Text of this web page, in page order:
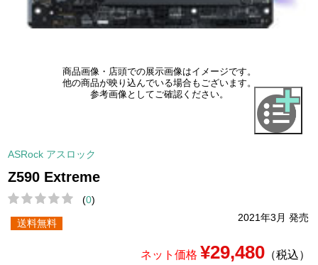
商品画像・店頭での展示画像はイメージです。
他の商品が映り込んでいる場合もございます。
参考画像としてご確認ください。
ASRock アスロック
Z590 Extreme
(0)
2021年3月 発売
送料無料
ネット価格 ¥29,480（税込）